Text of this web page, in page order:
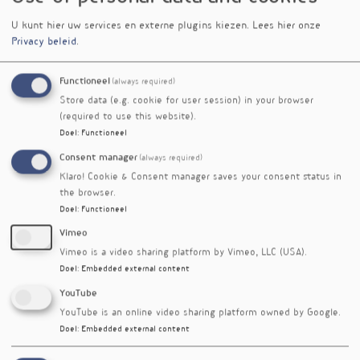
viscerale pijn. Deze muizen waren gevoeliger
voor buikpijn en vertoonden veranderingen in
hun zenuwstelsel, zoals verhoogde activiteit
in het ruggenmerg. Toen deze muizen werden
gekoloniseerd met een normaal microbioom,
normaliseerde de zenuwgevoeligheid en nam de
viscerale pijn af. Daartegenover stond dat het
met PDS naar ratten voor een verhoogde
buikgevoeligheid zorgde bij de dieren.5
Klinische studies bevestigen dat het
beïnvloeden van de darmmicrobiota een
veelbelovende strategie is voor de behandeling
van viscerale pijn bij gastro-intestinale
verminderde pijn bij PDS-patiënten, terwijl
Lactobacillus rhamnosus GG buikpijn bij
kinderen met functionele darmklachten
verlichtte. Een combinatie van verschillende
U kunt hier uw services en externe plugins kiezen. Lees hier onze
Privacy beleid.
Functioneel (always required)
Store data (e.g. cookie for user session) in your browser
(required to use this website).
Doel : Functioneel
Consent manager (always required)
Klaro! Cookie & Consent manager saves your consent status in
the browser.
Doel : Functioneel
Vimeo
Vimeo is a video sharing platform by Vimeo, LLC (USA).
Doel : Embedded external content
YouTube
YouTube is an online video sharing platform owned by Google.
Doel : Embedded external content